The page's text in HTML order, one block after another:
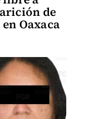
de
Oaxaca